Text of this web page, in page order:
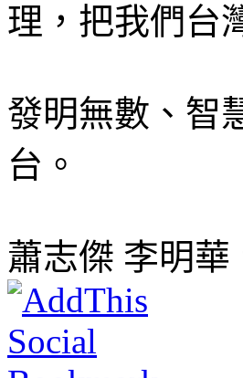
理，把我們台
發明無數、智
台。
蕭志傑 李明華